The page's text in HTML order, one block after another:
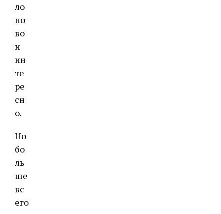
ло
но
во
и
ин
те
ре
сн
о.
Но
бо
ль
ше
вс
его